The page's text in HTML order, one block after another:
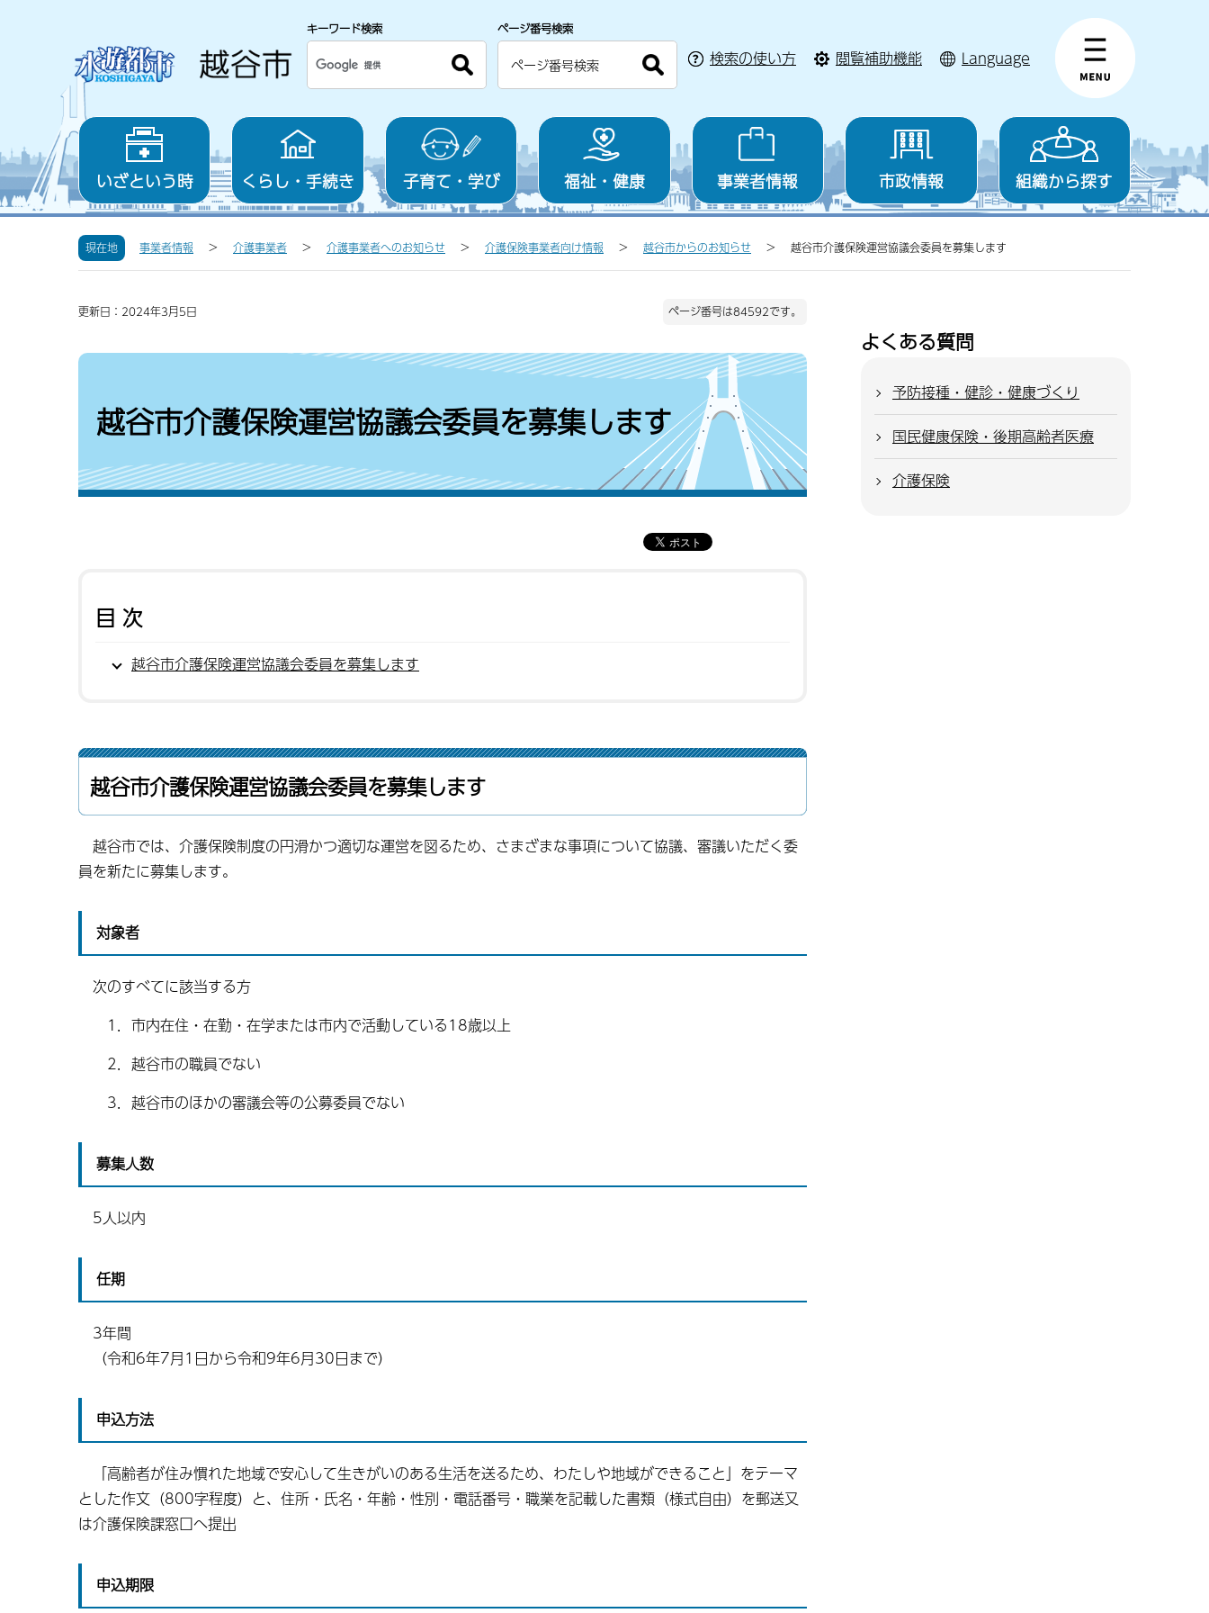
キーワード検索 ページ番号検索
検索の使い方 閲覧補助機能 Language
いざという時 くらし・手続き 子育て・学び 福祉・健康 事業者情報 市政情報 組織から探す
現在地 事業者情報 介護事業者 介護事業者へのお知らせ 介護保険事業者向け情報 越谷市からのお知らせ 越谷市介護保険運営協議会委員を募集します
更新日：2024年3月5日 ページ番号は84592です。
越谷市介護保険運営協議会委員を募集します
目次
越谷市介護保険運営協議会委員を募集します
越谷市介護保険運営協議会委員を募集します
越谷市では、介護保険制度の円滑かつ適切な運営を図るため、さまざまな事項について協議、審議いただく委
員を新たに募集します。
対象者
次のすべてに該当する方
1．市内在住・在勤・在学または市内で活動している18歳以上
2．越谷市の職員でない
3．越谷市のほかの審議会等の公募委員でない
募集人数
5人以内
任期
3年間
（令和6年7月1日から令和9年6月30日まで）
申込方法
「高齢者が住み慣れた地域で安心して生きがいのある生活を送るため、わたしや地域ができること」をテーマ
とした作文（800字程度）と、住所・氏名・年齢・性別・電話番号・職業を記載した書類（様式自由）を郵送又
は介護保険課窓口へ提出
申込期限
よくある質問
予防接種・健診・健康づくり
国民健康保険・後期高齢者医療
介護保険